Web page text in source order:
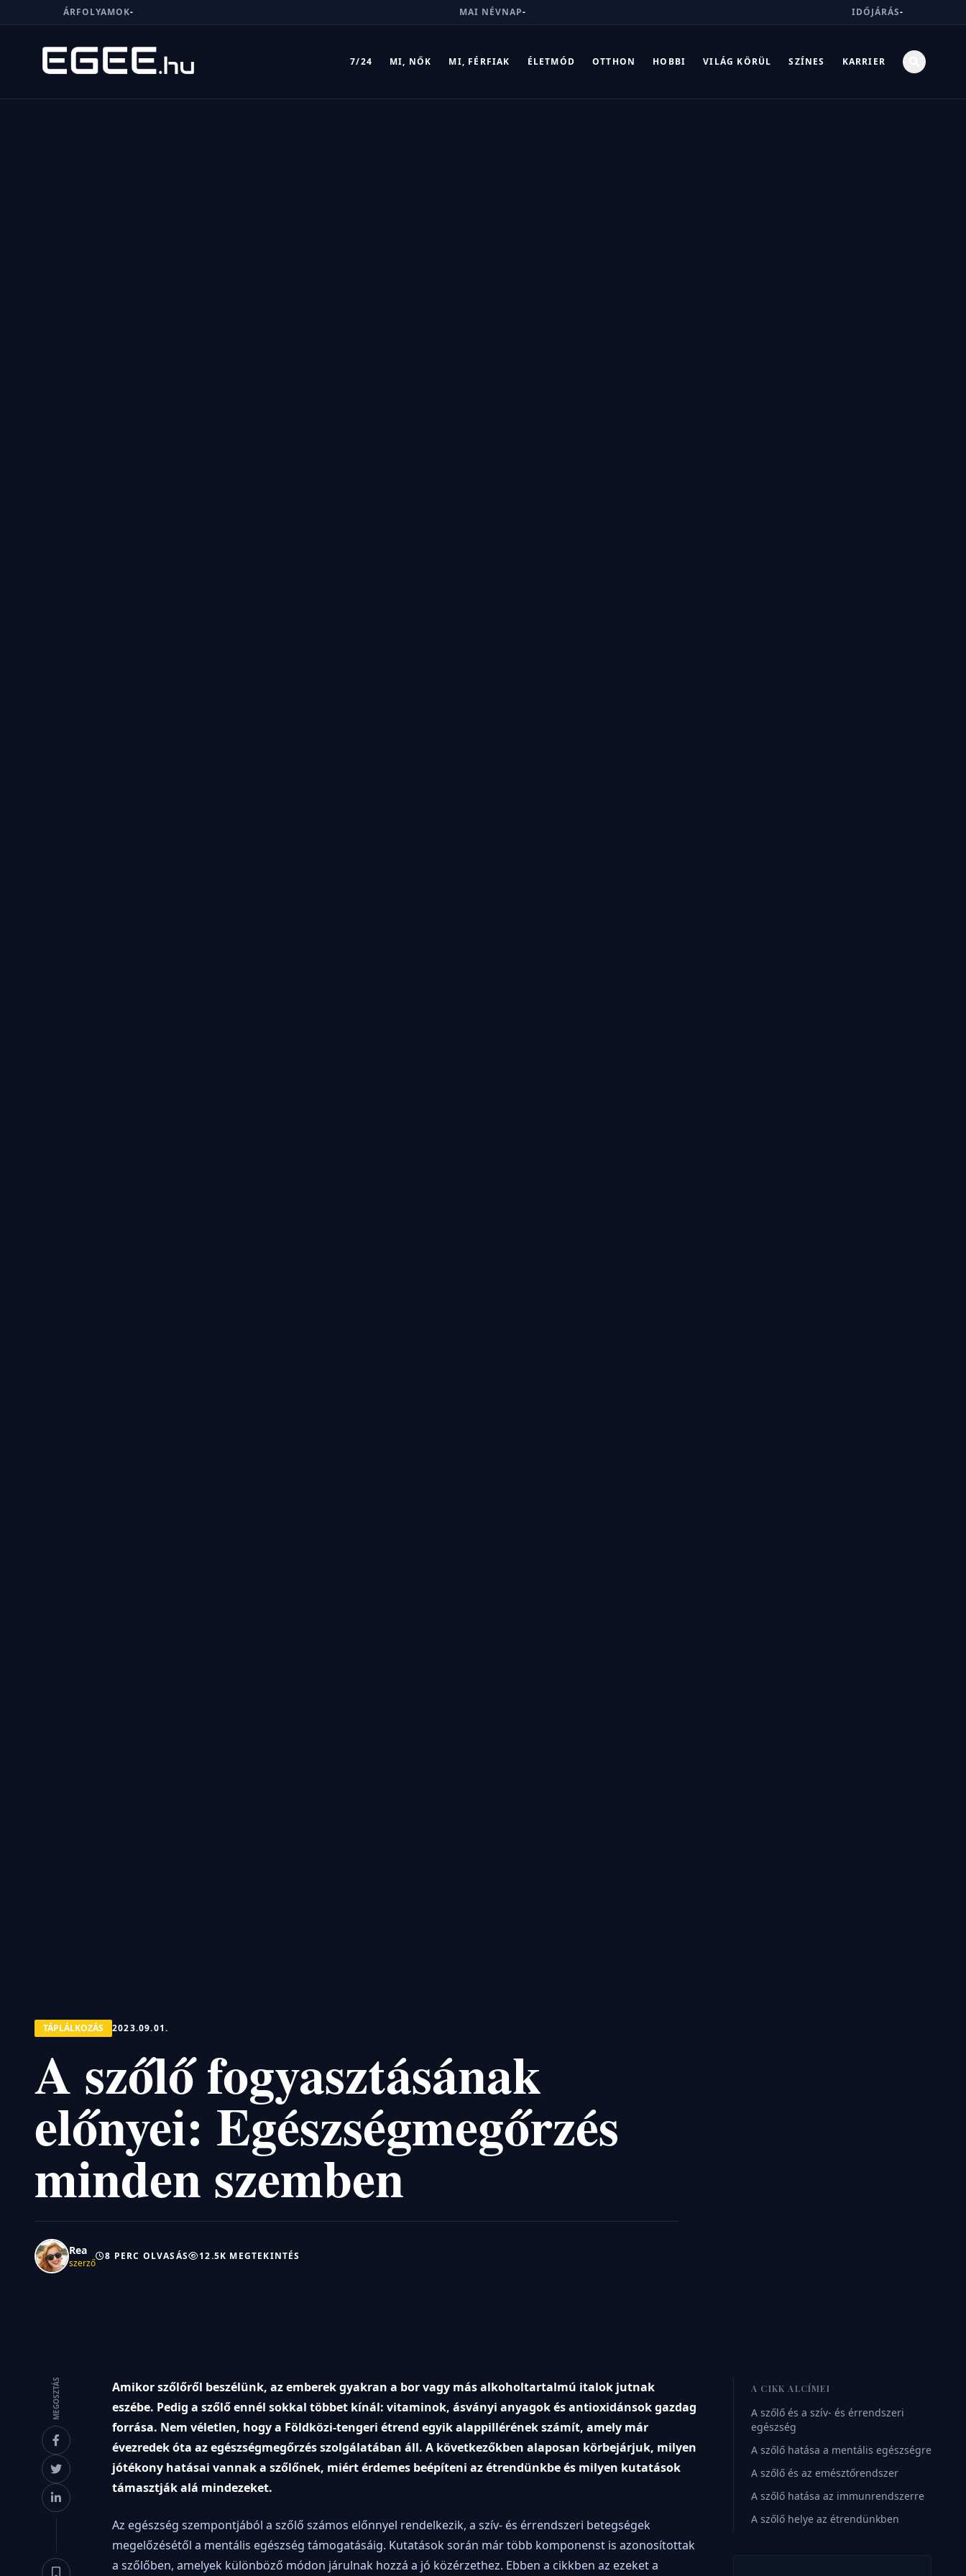
ÁRFOLYAMOK- MAI NÉVNAP- IDŐJÁRÁS-
7/24 MI, NŐK MI, FÉRFIAK ÉLETMÓD OTTHON HOBBI VILÁG KÖRÜL SZÍNES KARRIER
Menü
TÁPLÁLKOZÁS 2023.09.01.
A szőlő fogyasztásának
előnyei: Egészségmegőrzés
minden szemben
Rea
szerző
8 PERC OLVASÁS 12.5K MEGTEKINTÉS
MEGOSZTÁS
Amikor szőlőről beszélünk, az emberek gyakran a bor vagy más alkoholtartalmú italok jutnak
eszébe. Pedig a szőlő ennél sokkal többet kínál: vitaminok, ásványi anyagok és antioxidánsok gazdag
forrása. Nem véletlen, hogy a Földközi-tengeri étrend egyik alappillérének számít, amely már
évezredek óta az egészségmegőrzés szolgálatában áll. A következőkben alaposan körbejárjuk, milyen
jótékony hatásai vannak a szőlőnek, miért érdemes beépíteni az étrendünkbe és milyen kutatások
támasztják alá mindezeket.
Az egészség szempontjából a szőlő számos előnnyel rendelkezik, a szív- és érrendszeri betegségek
megelőzésétől a mentális egészség támogatásáig. Kutatások során már több komponenst is azonosítottak
a szőlőben, amelyek különböző módon járulnak hozzá a jó közérzethez. Ebben a cikkben az ezeket a
A CIKK ALCÍMEI
A szőlő és a szív- és érrendszeri
egészség
A szőlő hatása a mentális egészségre
A szőlő és az emésztőrendszer
A szőlő hatása az immunrendszerre
A szőlő helye az étrendünkben